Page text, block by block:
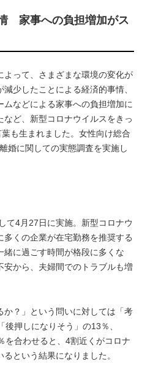
家事への負担増加がス
って、さまざまな環境の変化が
少したことによる経済的事情、
などによる家事への負担増加に
ど、新型コロナウイルスをきっ
も生まれました。女性向け総合
婚に関しての実態調査を実施し
4月27日に実施。新型コロナウ
くの企業が在宅勤務を推奨する
緒に過ごす時間が格段に多くな
安から、夫婦間でのトラブルも増
か？」という問いに対しては「考
押しになりそう」の13％、
を合わせると、4割近くがコロナ
という結果になりました。